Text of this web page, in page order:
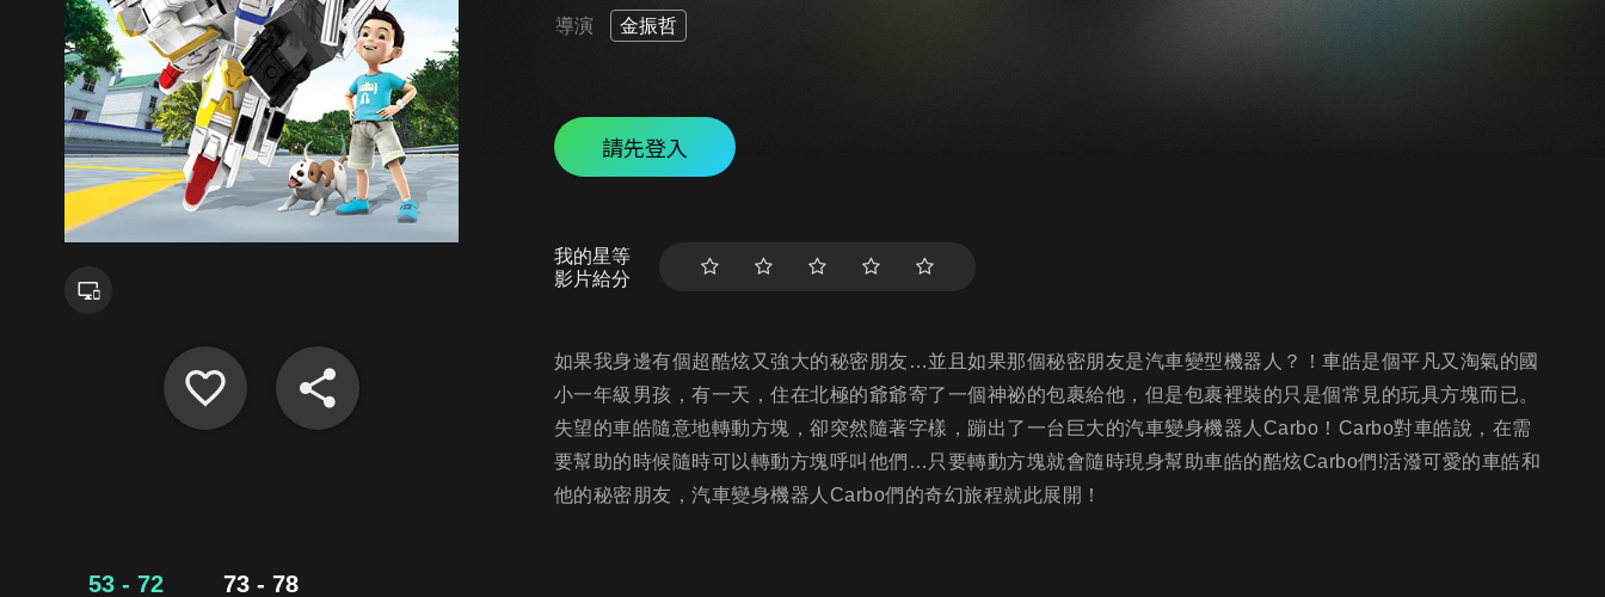
導演 金振哲
請先登入
我的星等
影片給分
如果我身邊有個超酷炫又強大的秘密朋友…並且如果那個秘密朋友是汽車變型機器人？！車皓是個平凡又淘氣的國
小一年級男孩，有一天，住在北極的爺爺寄了一個神祕的包裹給他，但是包裹裡裝的只是個常見的玩具方塊而已。
失望的車皓隨意地轉動方塊，卻突然隨著字樣，蹦出了一台巨大的汽車變身機器人Carbo！Carbo對車皓說，在需
要幫助的時候隨時可以轉動方塊呼叫他們…只要轉動方塊就會隨時現身幫助車皓的酷炫Carbo們!活潑可愛的車皓和
他的秘密朋友，汽車變身機器人Carbo們的奇幻旅程就此展開！
53 - 72 73 - 78